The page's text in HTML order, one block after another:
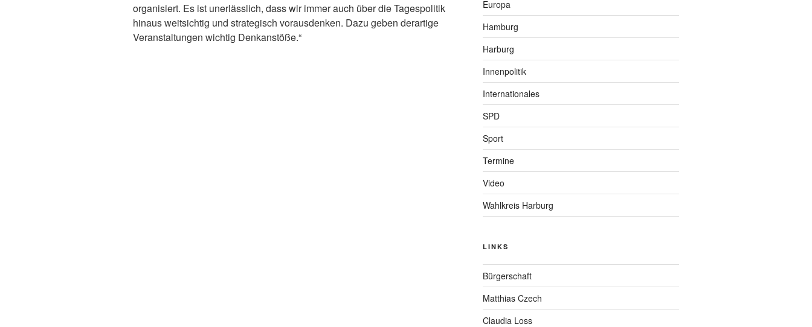
organisiert. Es ist unerlässlich, dass wir immer auch über die Tagespolitik
hinaus weitsichtig und strategisch vorausdenken. Dazu geben derartige
Veranstaltungen wichtig Denkanstöße.“
Europa
Hamburg
Harburg
Innenpolitik
Internationales
SPD
Sport
Termine
Video
Wahlkreis Harburg
LINKS
Bürgerschaft
Matthias Czech
Claudia Loss